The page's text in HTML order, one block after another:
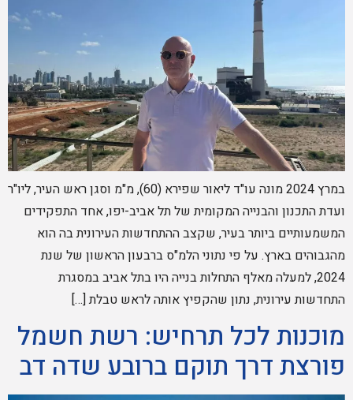
במרץ 2024 מונה עו"ד ליאור שפירא (60), מ"מ וסגן ראש העיר, ליו"ר
ועדת התכנון והבנייה המקומית של תל אביב-יפו, אחד התפקידים
המשמעותיים ביותר בעיר, שקצב ההתחדשות העירונית בה הוא
מהגבוהים בארץ. על פי נתוני הלמ"ס ברבעון הראשון של שנת
2024, למעלה מאלף התחלות בנייה היו בתל אביב במסגרת
התחדשות עירונית, נתון שהקפיץ אותה לראש טבלת […]
מוכנות לכל תרחיש: רשת חשמל
פורצת דרך תוקם ברובע שדה דב